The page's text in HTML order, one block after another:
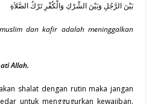
بَيْنَ الرَّجُلِ وَبَيْنَ الشِّرْكِ وَالْكُفْرِ تَرْكُ الصَّلاَةِ
dan kafir adalah meninggalkan
Allah.
shalat dengan rutin maka jangan
untuk menggugurkan kewajiban.